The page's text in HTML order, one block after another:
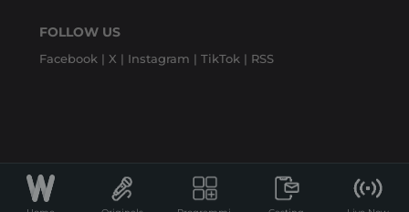
FOLLOW US
Facebook | X | Instagram | TikTok | RSS